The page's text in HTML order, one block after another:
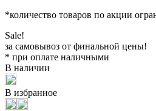
*количество товаров по акции
Sale!
за самовывоз от финальной цены!
* при оплате наличными
В наличии
В избранное